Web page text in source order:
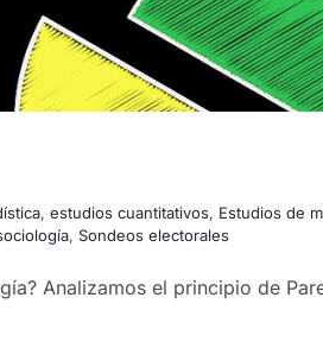
, estudios cuantitativos, Estudios de
, Sondeos electorales
Analizamos el principio de